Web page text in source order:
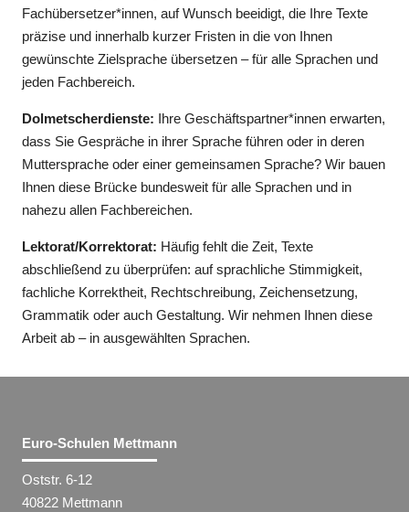
Fachübersetzer*innen, auf Wunsch beeidigt, die Ihre Texte
präzise und innerhalb kurzer Fristen in die von Ihnen
gewünschte Zielsprache übersetzen – für alle Sprachen und
jeden Fachbereich.
Dolmetscherdienste: Ihre Geschäftspartner*innen erwarten,
dass Sie Gespräche in ihrer Sprache führen oder in deren
Muttersprache oder einer gemeinsamen Sprache? Wir bauen
Ihnen diese Brücke bundesweit für alle Sprachen und in
nahezu allen Fachbereichen.
Lektorat/Korrektorat: Häufig fehlt die Zeit, Texte
abschließend zu überprüfen: auf sprachliche Stimmigkeit,
fachliche Korrektheit, Rechtschreibung, Zeichensetzung,
Grammatik oder auch Gestaltung. Wir nehmen Ihnen diese
Arbeit ab – in ausgewählten Sprachen.
Euro-Schulen Mettmann
Oststr. 6-12
40822 Mettmann